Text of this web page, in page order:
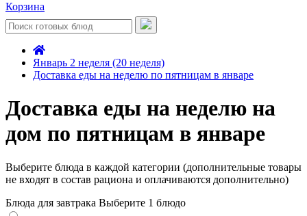
Корзина
Январь 2 неделя (20 неделя)
Доставка еды на неделю по пятницам в январе
Доставка еды на неделю на
дом по пятницам в январе
Выберите блюда в каждой категории (дополнительные товары
не входят в состав рациона и оплачиваются дополнительно)
Блюда для завтрака Выберите 1 блюдо